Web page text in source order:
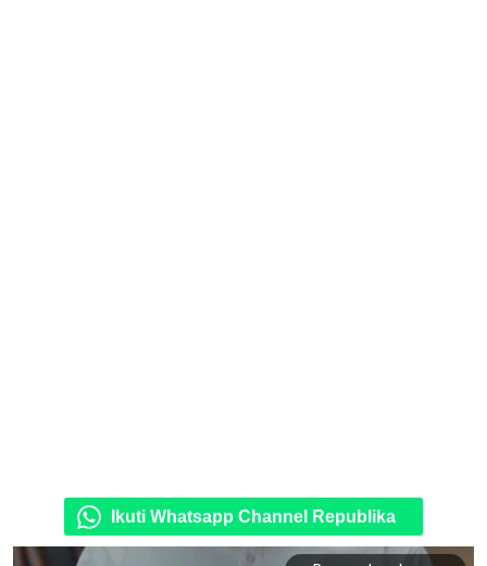
Ikuti Whatsapp Channel Republika